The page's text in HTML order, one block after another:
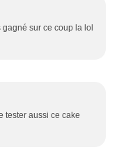
sur ce coup la lol
tester aussi ce cake